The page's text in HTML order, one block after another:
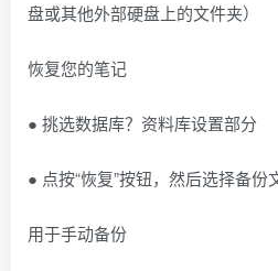
盘或其他外部硬盘上的文件夹）
恢复您的笔记
● 挑选数据库？资料库设置部分
● 点按“恢复”按钮，然后选择备份
用于手动备份